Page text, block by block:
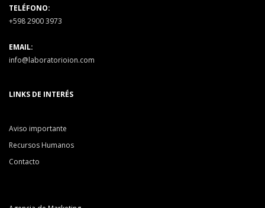
TELÉFONO:
+598 2900 3973
EMAIL:
info@laboratorioion.com
LINKS DE INTERÉS
Aviso importante
Recursos Humanos
Contacto